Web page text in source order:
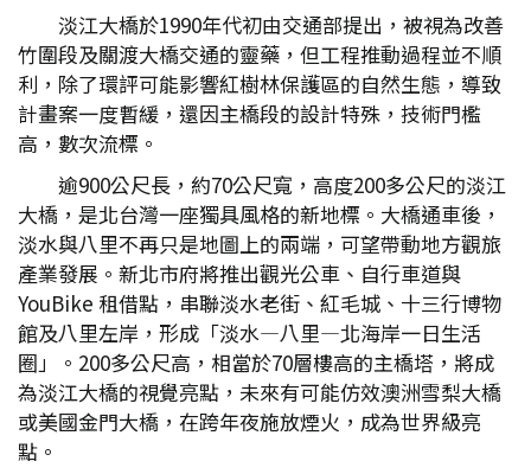
淡江大橋於1990年代初由交通部提出，被視為改善
竹圍段及關渡大橋交通的靈藥，但工程推動過程並不順
利，除了環評可能影響紅樹林保護區的自然生態，導致
計畫案一度暫緩，還因主橋段的設計特殊，技術門檻
高，數次流標。
逾900公尺長，約70公尺寬，高度200多公尺的淡江
大橋，是北台灣一座獨具風格的新地標。大橋通車後，
淡水與八里不再只是地圖上的兩端，可望帶動地方觀旅
產業發展。新北市府將推出觀光公車、自行車道與
YouBike 租借點，串聯淡水老街、紅毛城、十三行博物
館及八里左岸，形成「淡水—八里—北海岸一日生活
圈」。200多公尺高，相當於70層樓高的主橋塔，將成
為淡江大橋的視覺亮點，未來有可能仿效澳洲雪梨大橋
或美國金門大橋，在跨年夜施放煙火，成為世界級亮
點。